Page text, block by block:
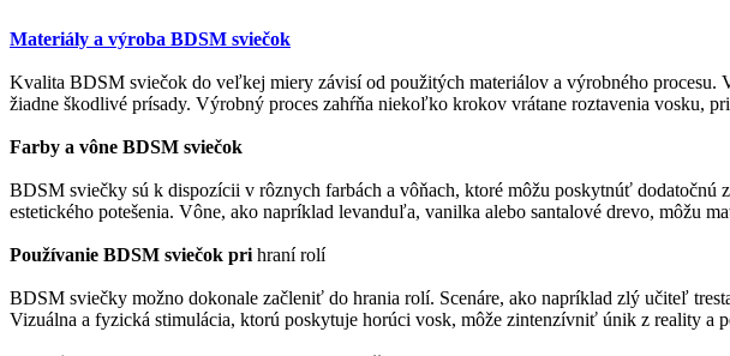
Materiály a výroba BDSM sviečok
Kvalita BDSM sviečok do veľkej miery závisí od použitých materiálov a výrobného
žiadne škodlivé prísady. Výrobný proces zahŕňa niekoľko krokov vrátane roztavenia vosku,
Farby a vône BDSM sviečok
BDSM sviečky sú k dispozícii v rôznych farbách a vôňach, ktoré môžu poskytnúť
estetického potešenia. Vône, ako napríklad levanduľa, vanilka alebo santalové drevo, môžu
Používanie BDSM sviečok pri hraní rolí
BDSM sviečky možno dokonale začleniť do hrania rolí. Scenáre, ako napríklad zlý učiteľ
Vizuálna a fyzická stimulácia, ktorú poskytuje horúci vosk, môže zintenzívniť únik z reality a